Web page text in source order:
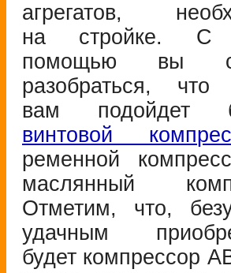
агрегатов,
на стройке. С
помощью вы
разобраться, что
вам подойдет
винтовой
ременной
маслянный
Отметим, что,
удачным
будет компрессор